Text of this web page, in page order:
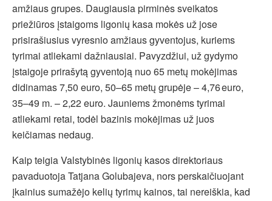
amžiaus grupes. Daugiausia pirminės sveikatos
priežiūros įstaigoms ligonių kasa mokės už jose
prisirašiusius vyresnio amžiaus gyventojus, kuriems
tyrimai atliekami dažniausiai. Pavyzdžiui, už gydymo
įstaigoje prirašytą gyventoją nuo 65 metų mokėjimas
didinamas 7,50 euro, 50–65 metų grupėje – 4,76 euro,
35–49 m. – 2,22 euro. Jauniems žmonėms tyrimai
atliekami retai, todėl bazinis mokėjimas už juos
keičiamas nedaug.
Kaip teigia Valstybinės ligonių kasos direktoriaus
pavaduotoja Tatjana Golubajeva, nors perskaičiuojant
įkainius sumažėjo kelių tyrimų kainos, tai nereiškia, kad